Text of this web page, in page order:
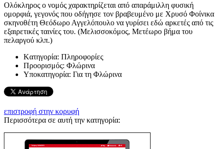
Ολόκληρος ο νομός χαρακτηρίζεται από απαράμιλλη φυσική
ομορφιά, γεγονός που οδήγησε τον βραβευμένο με Χρυσό Φοίνικα
σκηνοθέτη Θεόδωρο Αγγελόπουλο να γυρίσει εδώ αρκετές από τις
εξαιρετικές ταινίες του. (Μελισσοκόμος, Μετέωρο βήμα του
πελαργού κλπ.)
Kατηγορία: Πληροφορίες
Προορισμός: Φλώρινα
Υποκατηγορία: Για τη Φλώρινα
επιστροφή στην κορυφή
Περισσότερα σε αυτή την κατηγορία: